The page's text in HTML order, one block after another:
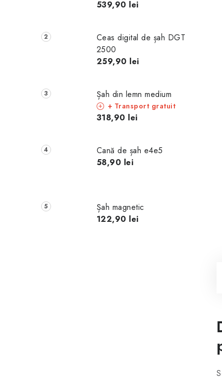
539,90 lei
Ceas digital de șah DGT
2500
259,90 lei
Șah din lemn medium
+ Transport gratuit
318,90 lei
Cană de șah e4e5
58,90 lei
Șah magnetic
122,90 lei